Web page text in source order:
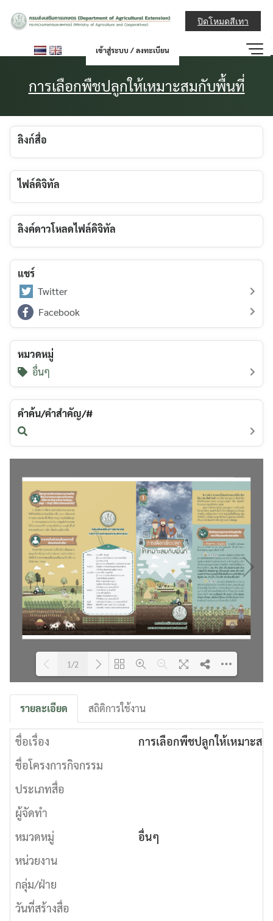
กรมส่งเสริมกา
เข้าสู่ระบบ / ลงทะเบียน
การเลือกพืชปลูกให้เหมาะสมกับพื้นที่
ลิงก์สื่อ
ไฟล์ดิจิทัล
ลิงค์ดาวโหลดไฟล์ดิจิทัล
แชร์
Twitter
Facebook
หมวดหมู่
อื่นๆ
คำค้น/คำสำคัญ/#
Please wait while flipbook is
FAQs and issues please refer to
DearFlip WordPress Flipbook
DearFlip: Loading PDF 8% ...
1/2
รายละเอียด สถิติการใช้งาน
ชื่อเรื่อง
การเลือกพืชปลูกให้เหมาะส
ชื่อโครงการกิจกรรม
ประเภทสื่อ
ผู้จัดทำ
หมวดหมู่
อื่นๆ
หน่วยงาน
กลุ่ม/ฝ่าย
วันที่สร้างสื่อ
ปิดโหมดสีเทา